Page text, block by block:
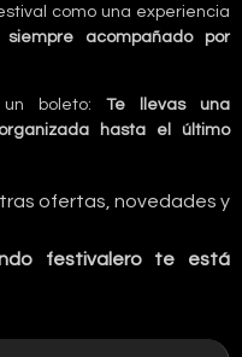
como una experiencia
acompañado por
un boleto:Te llevas una
hasta el último
ofertas, novedades y
festivalero te está